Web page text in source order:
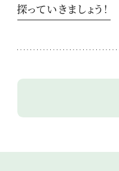
探っていきましょう！